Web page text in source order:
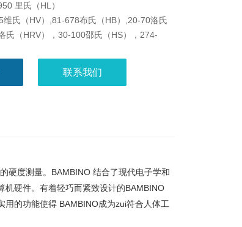
里氏（HL）
维氏（HV）,81-678布氏（HB）,20-70洛氏
氏（HRV），30-100邵氏（HS），274-
联系我们
硬度测量。BAMBINO 结合了现代电子学和
硬件。有着轻巧而紧致设计的BAMBINO
的功能使得 BAMBINO成为zui符合人体工